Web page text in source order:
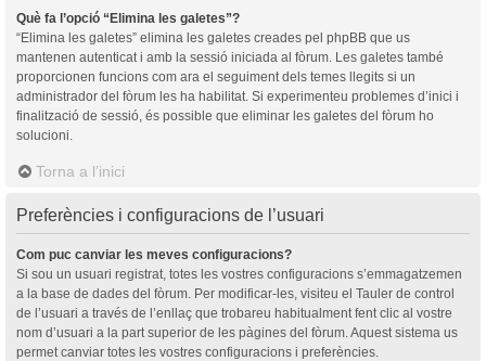
Què fa l’opció “Elimina les galetes”?
“Elimina les galetes” elimina les galetes creades pel phpBB que us
mantenen autenticat i amb la sessió iniciada al fòrum. Les galetes també
proporcionen funcions com ara el seguiment dels temes llegits si un
administrador del fòrum les ha habilitat. Si experimenteu problemes d’inici i
finalització de sessió, és possible que eliminar les galetes del fòrum ho
solucioni.
Torna a l’inici
Preferències i configuracions de l’usuari
Com puc canviar les meves configuracions?
Si sou un usuari registrat, totes les vostres configuracions s’emmagatzemen
a la base de dades del fòrum. Per modificar-les, visiteu el Tauler de control
de l’usuari a través de l’enllaç que trobareu habitualment fent clic al vostre
nom d’usuari a la part superior de les pàgines del fòrum. Aquest sistema us
permet canviar totes les vostres configuracions i preferències.